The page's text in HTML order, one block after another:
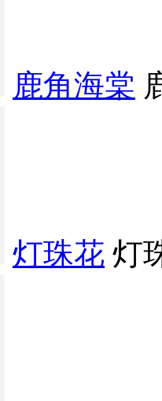
鹿角海棠
灯珠花 灯